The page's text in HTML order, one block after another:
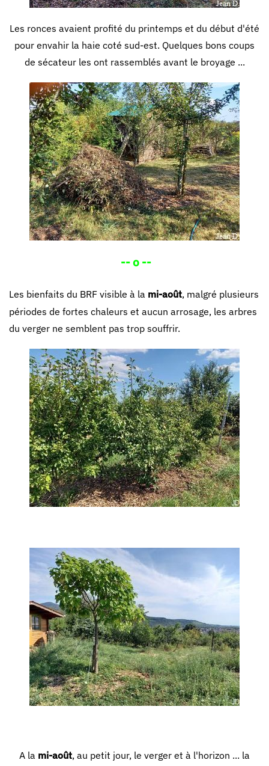
Les ronces avaient profité du printemps et du début d'été
pour envahir la haie coté sud-est. Quelques bons coups
de sécateur les ont rassemblés avant le broyage ...
-- o --
Les bienfaits du BRF visible à la mi-août, malgré plusieurs
périodes de fortes chaleurs et aucun arrosage, les arbres
du verger ne semblent pas trop souffrir.
A la mi-août, au petit jour, le verger et à l'horizon ... la